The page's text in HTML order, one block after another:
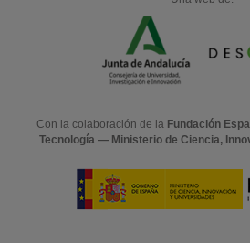
Con la colaboración de la Fundación
Tecnología — Ministerio de Ciencia,